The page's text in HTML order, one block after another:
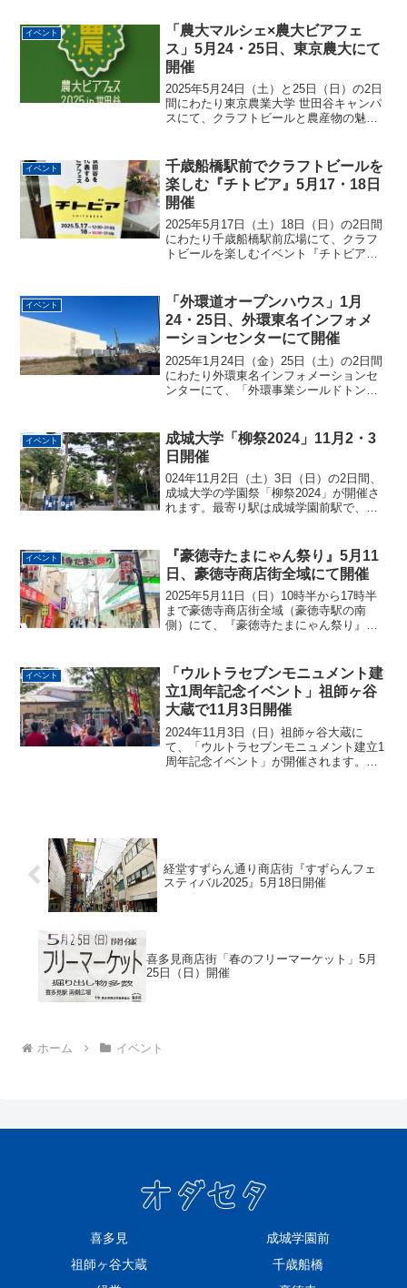
イベント
「農大マルシェ×農大ビアフェ
ス」5月24・25日、東京農大にて
開催
2025年5月24日（土）と25日（日）の2日
間にわたり東京農業大学 世田谷キャンパ
スにて、クラフトビールと農産物の魅力
とビールが出会う、夢の2日間「農大マル
シェ×農...
イベント
千歳船橋駅前でクラフトビールを
楽しむ『チトビア』5月17・18日
開催
2025年5月17日（土）18日（日）の2日間
にわたり千歳船橋駅前広場にて、クラフ
トビールを楽しむイベント『チトビア』
つからやってるイベントなんだろう。公
式インスタを見...
イベント
「外環道オープンハウス」1月
24・25日、外環東名インフォメ
ーションセンターにて開催
2025年1月24日（金）25日（土）の2日間
にわたり外環東名インフォメーションセ
ンターにて、「外環事業シールドトンネ
ールドトンネル工事の状況等をお知らせ
するオープンハ...
イベント
成城大学「柳祭2024」11月2・3
日開催
024年11月2日（土）3日（日）の2日間、
成城大学の学園祭「柳祭2024」が開催さ
れます。最寄り駅は成城学園前駅で、徒
のトークショーや、生ファラオ・滝音が
出演するお...
イベント
『豪徳寺たまにゃん祭り』5月11
日、豪徳寺商店街全域にて開催
2025年5月11日（日）10時半から17時半
まで豪徳寺商店街全域（豪徳寺駅の南
側）にて、『豪徳寺たまにゃん祭り』が
ず10時30分から豪徳寺駅前ガード下でオ
ープニングステ...
イベント
「ウルトラセブンモニュメント建
立1周年記念イベント」祖師ヶ谷
大蔵で11月3日開催
2024年11月3日（日）祖師ヶ谷大蔵に
て、「ウルトラセブンモニュメント建立1
周年記念イベント」が開催されます。
経堂すずらん通り商店街『すずらんフェ
スティバル2025』5月18日開催
喜多見商店街「春のフリーマーケット」5月
25日（日）開催
ホーム イベント
喜多見
成城学園前
祖師ヶ谷大蔵
千歳船橋